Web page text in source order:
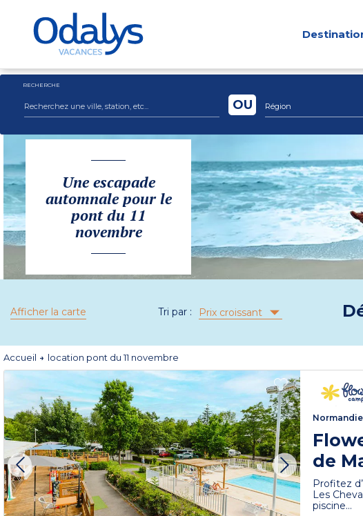
RECHERCHE
Région
OU
Une escapade
automnale pour le
pont du 11
novembre
Afficher la carte Tri par : Prix croissant
Accueil location pont du 11 novembre
Normandie
de
Profitez
Les
piscine...